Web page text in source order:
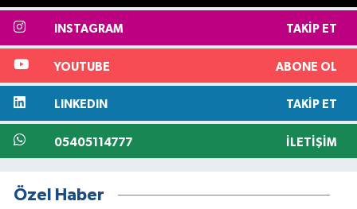
INSTAGRAM TAKIP ET
YOUTUBE ABONE OL
LINKEDIN TAKIP ET
05405114777 İLETIŞIM
Özel Haber